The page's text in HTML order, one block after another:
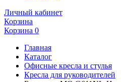
Личный кабинет
Корзина
Корзина 0
Главная
Каталог
Офисные кресла и стулья
Кресла для руководителей